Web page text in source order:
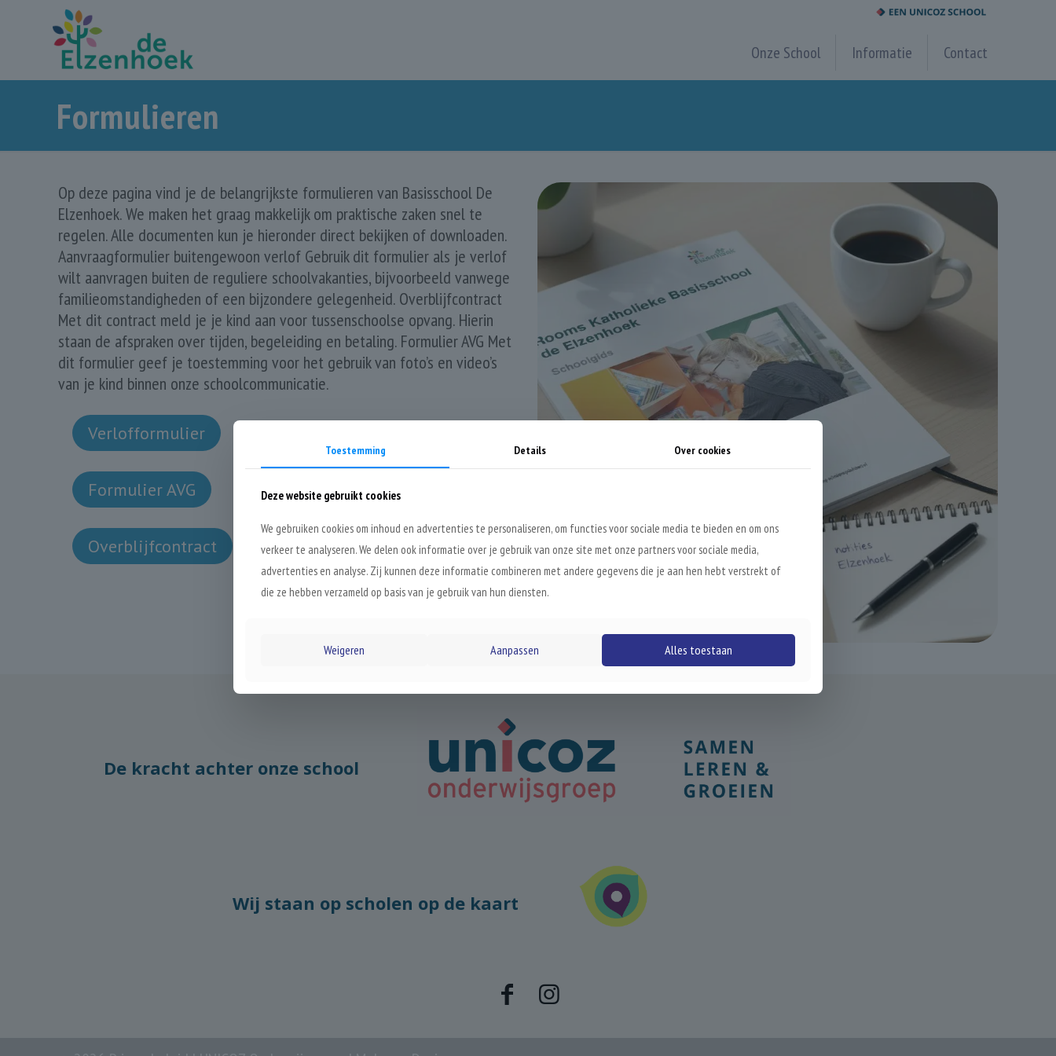
Onze School Informatie Contact
Formulieren
Op deze pagina vind je de belangrijkste formulieren van Basisschool De
Elzenhoek. We maken het graag makkelijk om praktische zaken snel te
regelen. Alle documenten kun je hieronder direct bekijken of downloaden.
Aanvraagformulier buitengewoon verlof Gebruik dit formulier als je verlof
wilt aanvragen buiten de reguliere schoolvakanties, bijvoorbeeld vanwege
familieomstandigheden of een bijzondere gelegenheid. Overblijfcontract
Met dit contract meld je je kind aan voor tussenschoolse opvang. Hierin
staan de afspraken over tijden, begeleiding en betaling. Formulier AVG Met
dit formulier geef je toestemming voor het gebruik van foto’s en video’s
van je kind binnen onze schoolcommunicatie.
Verlofformulier
Formulier AVG
Overblijfcontract
De kracht achter onze school
Wij staan op scholen op de kaart
Toestemming Details Over cookies
Deze website gebruikt cookies
We gebruiken cookies om inhoud en advertenties te personaliseren, om functies voor sociale media te bieden en om ons
verkeer te analyseren. We delen ook informatie over je gebruik van onze site met onze partners voor sociale media,
advertenties en analyse. Zij kunnen deze informatie combineren met andere gegevens die je aan hen hebt verstrekt of
die ze hebben verzameld op basis van je gebruik van hun diensten.
Weigeren Aanpassen Alles toestaan